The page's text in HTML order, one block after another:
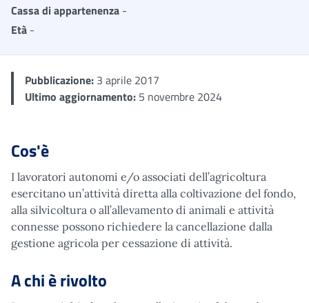
Cassa di appartenenza -
Età -
Pubblicazione: 3 aprile 2017
Ultimo aggiornamento: 5 novembre 2024
Cos'è
I lavoratori autonomi e/o associati dell’agricoltura
esercitano un’attività diretta alla coltivazione del fondo,
alla silvicoltura o all’allevamento di animali e attività
connesse possono richiedere la cancellazione dalla
gestione agricola per cessazione di attività.
A chi è rivolto